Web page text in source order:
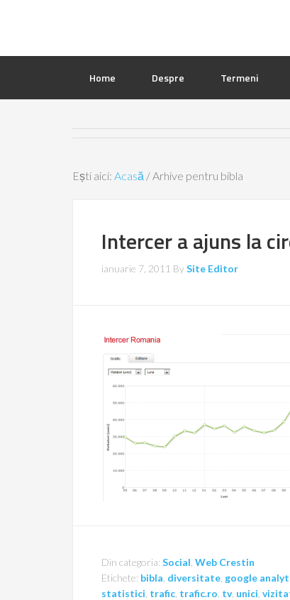
Home Despre Termeni
Ești aici: Acasă /Arhive pentru bibla
Intercer a ajuns la
ianuarie 7, 2011 BySite Editor
Din categoria: Social Web Crestin
Etichete: bibla diversitate google
statistici trafic trafic.ro tv, unici